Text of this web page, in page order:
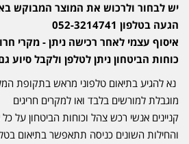
יש לבחור ולרכוש את המוצר המבוקש
הגעה בטלפון 052-3214741
איסוף עצמי לאחר רכישה ניתן - מקרי
כוחות הביטחון ניתן לטלפן ולקבל סיוע
נא להגיע בתיאום טלפוני מראש בתקופת
מוגבלת למורשים בלבד ואו למקרים חריגים
קניינים אנשי רכש צהל וכוחות הביטחון על
והחילות השונים כניסה תתאפשר בתיאום